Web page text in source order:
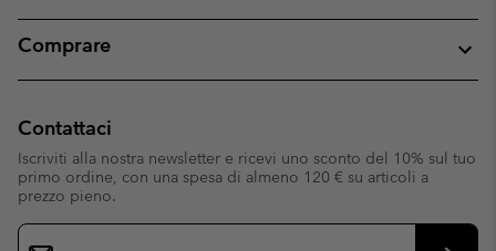
Comprare
Contattaci
Iscriviti alla nostra newsletter e ricevi uno sconto del 10% sul tuo
primo ordine, con una spesa di almeno 120 € su articoli a
prezzo pieno.
Iscrizione